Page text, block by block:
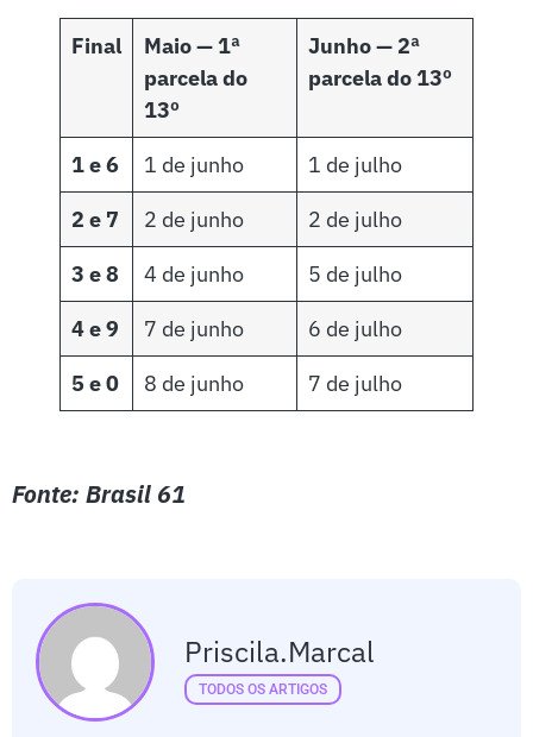
Final Maio — 1ª
parcela do
13º
Junho— 2ª
parcela do 13º
1 e 6 1 de junho
1 de julho
2 e 7
2 de junho
2 de julho
3 e 8
4 de junho
5 de julho
4 e 9
7 de junho
6 de julho
5 e 0
8 de junho 7 de julho
Fonte: Brasil 61
Priscila.marcal
TODOS OS ARTIGOS